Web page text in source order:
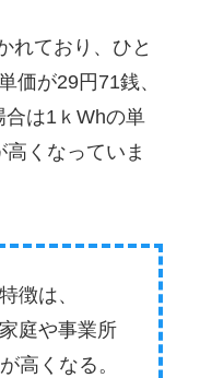
れており、ひと
価が29円71銭、
合は1ｋWhの単
くなっていま
徴は、
庭や事業所
高くなる。